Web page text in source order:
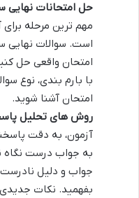
حل امتحانات نهایی
مهم ترین مرحله
است. سوالات نهایی
امتحان واقعی حل
با بارم بندی، نوع
امتحان آشنا شوید.
روش های تحلیل
آزمون، به دقت
به جواب درست نگاه
جواب و دلیل
بفهمید. نکات جدیدی